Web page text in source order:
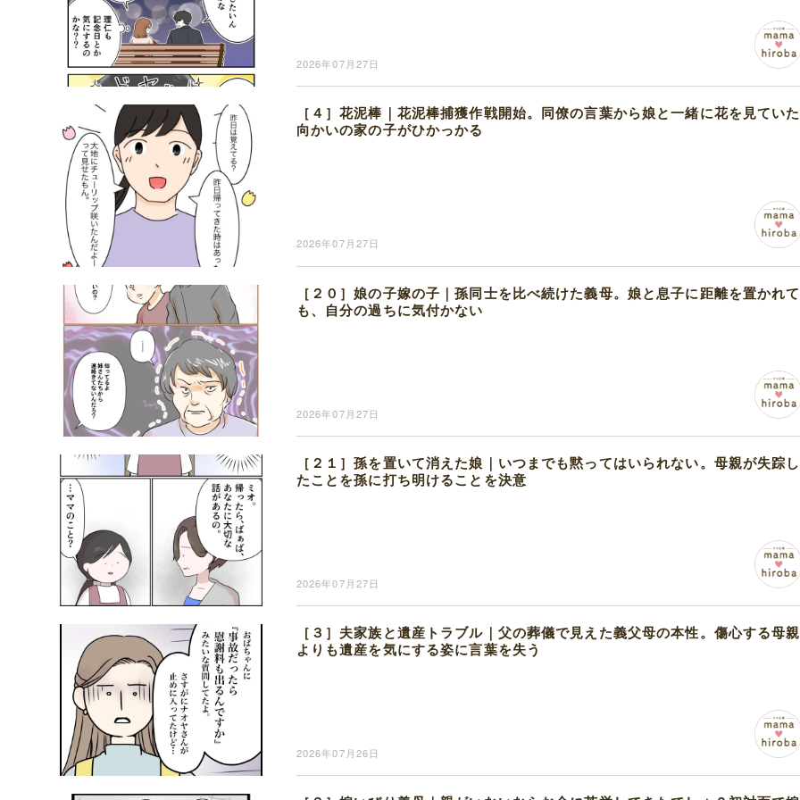
2026年07月27日
［４］花泥棒｜花泥棒捕獲作戦開始。同僚の言葉から娘と一緒に花を見ていた
向かいの家の子がひかっかる
2026年07月27日
［２０］娘の子嫁の子｜孫同士を比べ続けた義母。娘と息子に距離を置かれて
も、自分の過ちに気付かない
2026年07月27日
［２１］孫を置いて消えた娘｜いつまでも黙ってはいられない。母親が失踪し
たことを孫に打ち明けることを決意
2026年07月27日
［３］夫家族と遺産トラブル｜父の葬儀で見えた義父母の本性。傷心する母親
よりも遺産を気にする姿に言葉を失う
2026年07月26日